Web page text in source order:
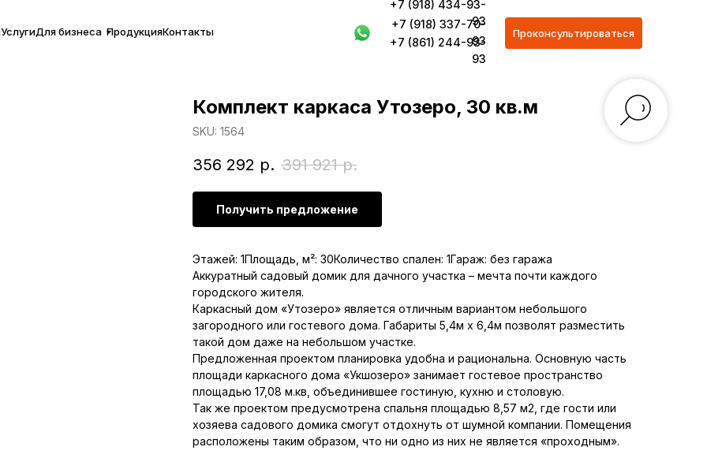
УслугиДля бизнеса ПродукцияКонтакты
+7 (918) 434-93-
93
+7 (918) 337-70-
93
+7 (861) 244-93-
93
Проконсультироваться
Комплект каркаса Утозеро, 30 кв.м
SKU: 1564
356 292 р. 391 921 р.
Получить предложение
Этажей: 1Площадь, м²: 30Количество спален: 1Гараж: без гаража
Аккуратный садовый домик для дачного участка – мечта почти каждого
городского жителя.
Каркасный дом «Утозеро» является отличным вариантом небольшого
загородного или гостевого дома. Габариты 5,4м х 6,4м позволят разместить
такой дом даже на небольшом участке.
Предложенная проектом планировка удобна и рациональна. Основную часть
площади каркасного дома «Укшозеро» занимает гостевое пространство
площадью 17,08 м.кв, объединившее гостиную, кухню и столовую.
Так же проектом предусмотрена спальня площадью 8,57 м2, где гости или
хозяева садового домика смогут отдохнуть от шумной компании. Помещения
расположены таким образом, что ни одно из них не является «проходным».